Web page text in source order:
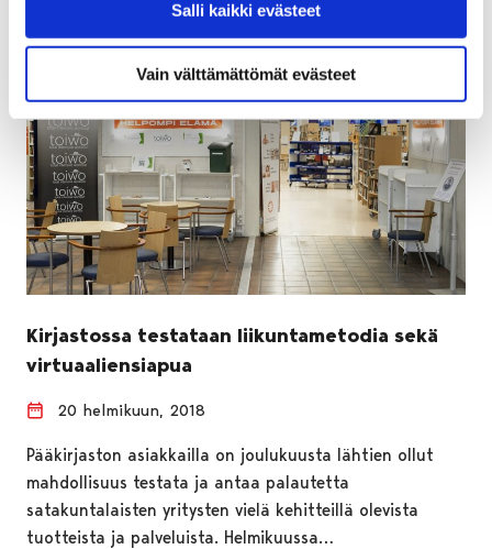
Salli kaikki evästeet
Vain välttämättömät evästeet
Kirjastossa testataan liikuntametodia sekä
virtuaaliensiapua
20 helmikuun, 2018
Pääkirjaston asiakkailla on joulukuusta lähtien ollut
mahdollisuus testata ja antaa palautetta
satakuntalaisten yritysten vielä kehitteillä olevista
tuotteista ja palveluista. Helmikuussa…